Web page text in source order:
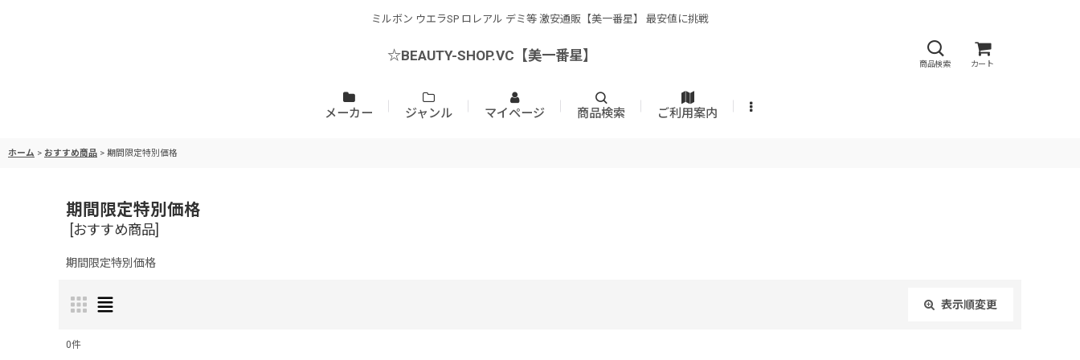
ミルボン ウエラSP ロレアル デミ等 激安通販【美一番星】 最安値に挑戦
☆BEAUTY-SHOP.VC【美一番星】
商品検索 カート
メーカー ジャンル マイページ 商品検索 ご利用案内
ホーム > おすすめ商品 > 期間限定特別価格
期間限定特別価格
おすすめ商品
期間限定特別価格
表示順変更
0件